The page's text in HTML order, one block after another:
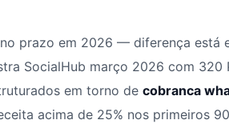
prazo em 2026 — diferença está
SocialHub março 2026 com 320
em torno de cobranca
acima de 25% nos primeiros